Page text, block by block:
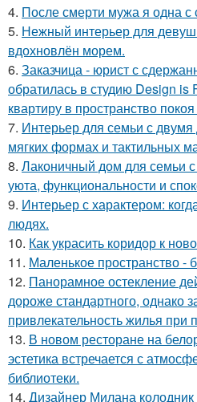
4. После смерти мужа я одна с
5. Нежный интерьер для
вдохновлён морем.
6. Заказчица - юрист с
обратилась в студию Design is
квартиру в пространство
7. Интерьер для семьи с двумя
мягких формах и тактильных
8. Лаконичный дом для семьи
уюта, функциональности и
9. Интерьер с характером:
людях.
10. Как украсить коридор к
11. Маленькое пространство -
12. Панорамное остекление
дороже стандартного, однако
привлекательность жилья при
13. В новом ресторане на
эстетика встречается с
библиотеки.
14. Дизайнер Милана колодник